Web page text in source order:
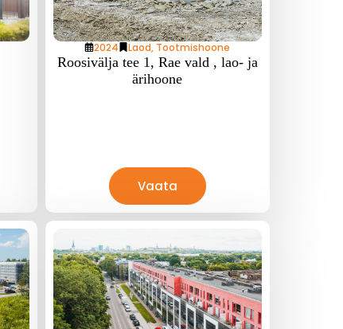
2024 Laod, Tootmishoone
Roosivälja tee 1, Rae vald , lao- ja
ärihoone
Vaata